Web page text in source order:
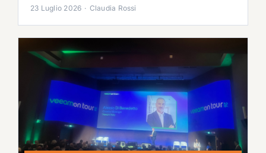
23 Luglio 2026 · Claudia Rossi